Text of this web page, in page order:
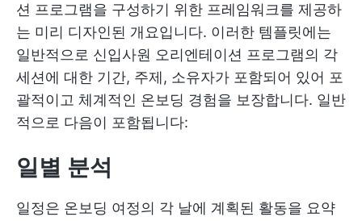
션 프로그램을 구성하기 위한 프레임워크를 제공하
는 미리 디자인된 개요입니다. 이러한 템플릿에는
일반적으로 신입사원 오리엔테이션 프로그램의 각
세션에 대한 기간, 주제, 소유자가 포함되어 있어 포
괄적이고 체계적인 온보딩 경험을 보장합니다. 일반
적으로 다음이 포함됩니다:
일별 분석
일정은 온보딩 여정의 각 날에 계획된 활동을 요약